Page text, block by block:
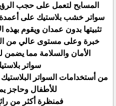
المسابح لتعمل على حجب
سواتر خشب بلاستيك على أعمدة
تثبيتها بدون عمدان ويقوم
خبرة وعلى مستوى عالي من
الأمان والسلامة مما يضمن
سواتر
من أستخدامات السواتر
للأطفال وحاجز
فمنظرة أكثر من